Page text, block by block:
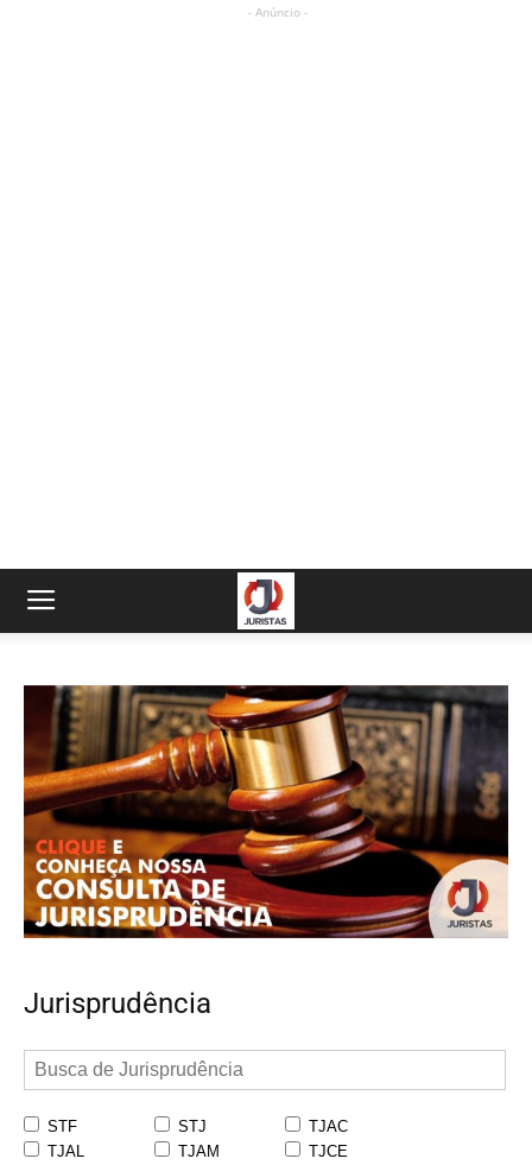
- Anúncio -
Jurisprudência
STF STJ
TJAC
TJAL
TJAM
TJCE